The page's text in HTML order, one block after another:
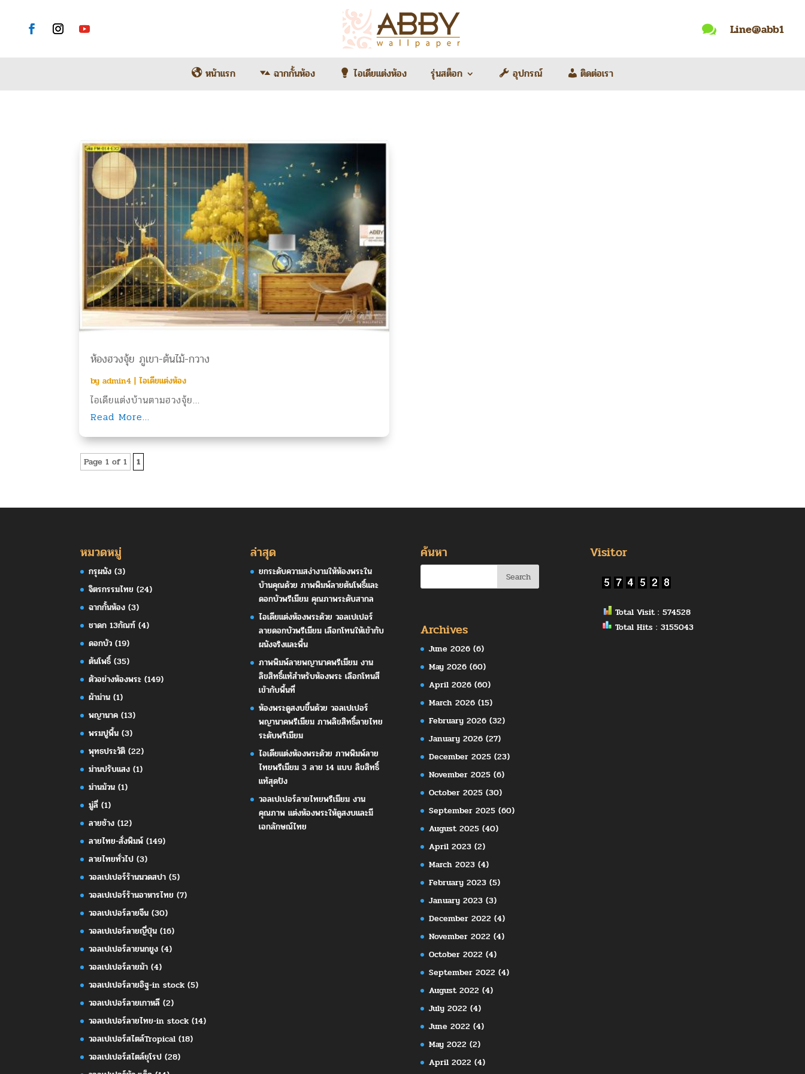
 Line@abb1
หน้าแรก ฉากกั้นห้อง ไอเดียแต่งห้อง รุ่นสต็อก อุปกรณ์ ติดต่อเรา
ห้องฮวงจุ้ย ภูเขา-ต้นไม้-กวาง
by admin4 | ไอเดียแต่งห้อง
ไอเดียแต่งบ้านตามฮวงจุ้ย...
Read More...
Page 1 of 1 1
หมวดหมู่
กรุผนัง (3)
จิตรกรรมไทย (24)
ฉากกั้นห้อง (3)
ชาดก 13กัณฑ์ (4)
ดอกบัว (19)
ต้นโพธิ์ (35)
ตัวอย่างห้องพระ (149)
ผ้าม่าน (1)
พญานาค (13)
พรมปูพื้น (3)
พุทธประวัติ (22)
ม่านปรับแสง (1)
ม่านม้วน (1)
มู่ลี่ (1)
ลายช้าง (12)
ลายไทย-สั่งพิมพ์ (149)
ลายไทยทั่วไป (3)
วอลเปเปอร์ร้านนวดสปา (5)
วอลเปเปอร์ร้านอาหารไทย (7)
วอลเปเปอร์ลายจีน (30)
วอลเปเปอร์ลายญี่ปุ่น (16)
วอลเปเปอร์ลายนกยูง (4)
วอลเปเปอร์ลายม้า (4)
วอลเปเปอร์ลายอิฐ-in stock (5)
วอลเปเปอร์ลายเกาหลี (2)
วอลเปเปอร์ลายไทย-in stock (14)
วอลเปเปอร์สไตล์Tropical (18)
วอลเปเปอร์สไตล์ยุโรป (28)
ล่าสุด
ยกระดับความสง่างามให้ห้องพระใน
บ้านคุณด้วย ภาพพิมพ์ลายต้นโพธิ์และ
ดอกบัวพรีเมียม คุณภาพระดับสากล
ไอเดียแต่งห้องพระด้วย วอลเปเปอร์
ลายดอกบัวพรีเมียม เลือกโทนให้เข้ากับ
ผนังจริงและพื้น
ภาพพิมพ์ลายพญานาคพรีเมียม งาน
ลิขสิทธิ์แท้สำหรับห้องพระ เลือกโทนสี
เข้ากับพื้นที่
ห้องพระดูสงบขึ้นด้วย วอลเปเปอร์
พญานาคพรีเมียม ภาพลิขสิทธิ์ลายไทย
ระดับพรีเมียม
ไอเดียแต่งห้องพระด้วย ภาพพิมพ์ลาย
ไทยพรีเมียม 3 ลาย 14 แบบ ลิขสิทธิ์
แท้สุดปัง
วอลเปเปอร์ลายไทยพรีเมียม งาน
คุณภาพ แต่งห้องพระให้ดูสงบและมี
เอกลักษณ์ไทย
ค้นหา
Archives
June 2026(6)
May 2026(60)
April 2026(60)
March 2026(15)
February 2026(32)
January 2026(27)
December 2025(23)
November 2025(6)
October 2025(30)
September 2025(60)
August 2025(40)
April 2023(2)
March 2023(4)
February 2023(5)
January 2023(3)
December 2022 (4)
November 2022 (4)
October 2022 (4)
September 2022 (4)
August 2022 (4)
July 2022 (4)
June 2022 (4)
May 2022 (2)
April 2022 (4)
Visitor
Total Visit : 574528
Total Hits : 3155043